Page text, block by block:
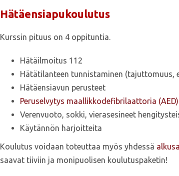
Hätäensiapukoulutus
Kurssin pituus on 4 oppituntia.
Hätäilmoitus 112
Hätätilanteen tunnistaminen (tajuttomuus,
Hätäensiavun perusteet
Peruselvytys maallikkodefibrilaattoria
Verenvuoto, sokki, vierasesineet
Käytännön harjoitteita
Koulutus voidaan toteuttaa myös yhdessä
saavat tiiviin ja monipuolisen koulutuspaketin!